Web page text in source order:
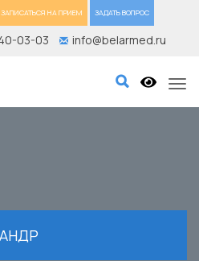
ЗАПИСАТЬСЯ НА ПРИЕМ ЗАДАТЬ ВОПРОС
03-03 info@belarmed.ru